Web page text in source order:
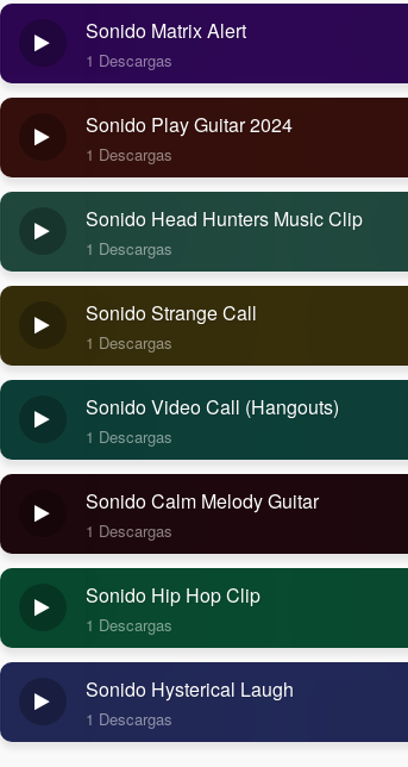
Sonido Matrix Alert
1 Descargas
Sonido Play Guitar 2024
1 Descargas
Sonido Head Hunters Music Clip
1 Descargas
Sonido Strange Call
1 Descargas
Sonido Video Call (Hangouts)
1 Descargas
Sonido Calm Melody Guitar
1 Descargas
Sonido Hip Hop Clip
1 Descargas
Sonido Hysterical Laugh
1 Descargas